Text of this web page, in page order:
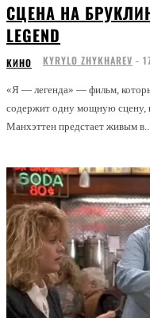
СЦЕНА НА
LEGEND
КИНО KYRYLO ZHYKHAREV -
«Я — легенда» — фильм,
содержит одну мощную сцену,
Манхэттен предстает живым